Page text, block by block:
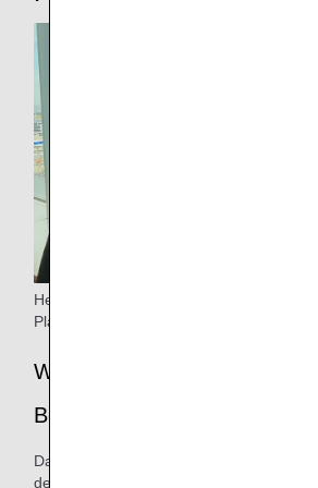
Herr Tanii aus der Abteilung Operation
Planning, ANA AIRPORT SERVICES CO.,
Warum haben Sie diese
Betracht gezogen?
Das zu koordinierende Vorfeld war
den pünktlichen Betrieb, denn wenn sich